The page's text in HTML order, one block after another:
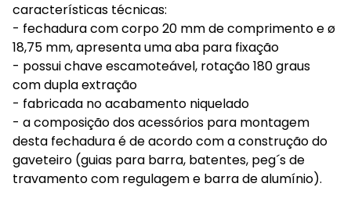
características técnicas:
- fechadura com corpo 20 mm de comprimento e ø
18,75 mm, apresenta uma aba para fixação
- possui chave escamoteável, rotação 180 graus
com dupla extração
- fabricada no acabamento niquelado
- a composição dos acessórios para montagem
desta fechadura é de acordo com a construção do
gaveteiro (guias para barra, batentes, peg´s de
travamento com regulagem e barra de alumínio).